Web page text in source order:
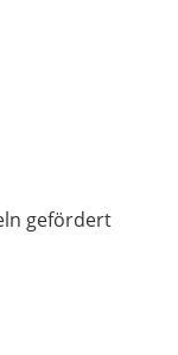
gefördert